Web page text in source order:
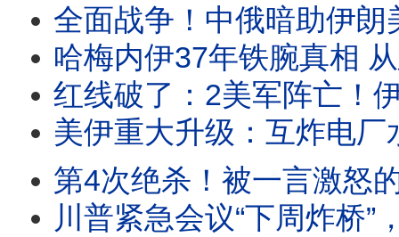
全面战争！中俄暗助伊朗美军再阵亡，川普大怒狂炸核电厂；胡塞封
哈梅内伊37年铁腕真相 从忠诚执行者到囚笼制造者｜革命卫队
红线破了：2美军阵亡！伊朗要炸迪拜中心；习近平重手背刺普京
美伊重大升级：互炸电厂水厂和桥梁！胡塞要封曼德海峡；曝马杜罗
第4次绝杀！被一言激怒的梅西有多可怕？惊人数据曝光；庆贺
川普紧急会议“下周炸桥”，伊朗“乱咬”多国，川普曝“不更迭政